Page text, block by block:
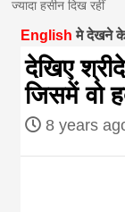
ज्यादा हसीन दिख रहीं
English मे देखने
देखिए
जिसमें वो
8 years